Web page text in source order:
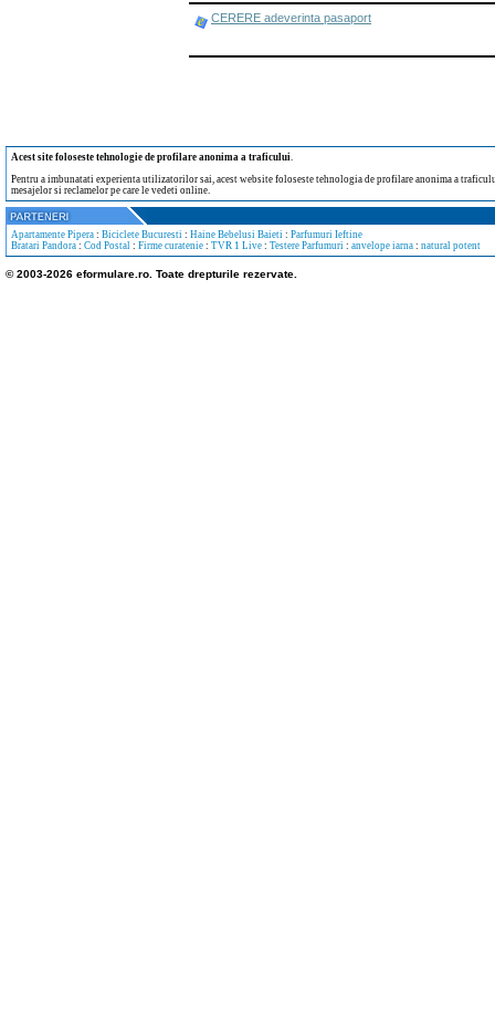
CERERE adeverinta pasaport
Acest site foloseste tehnologie de profilare anonima a traficului.
Pentru a imbunatati experienta utilizatorilor sai, acest website foloseste tehnologia de profilare anonima a
mesajelor si reclamelor pe care le vedeti online.
Apartamente Pipera : Biciclete Bucuresti : Haine Bebelusi Baieti : Parfumuri Ieftine
Bratari Pandora : Cod Postal : Firme curatenie : TVR 1 Live : Testere Parfumuri : anvelope iarna : natural potent
© 2003-2026 eformulare.ro. Toate drepturile rezervate.